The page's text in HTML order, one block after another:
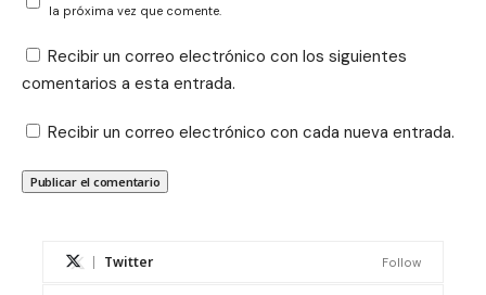
la próxima vez que comente.
Recibir un correo electrónico con los siguientes
comentarios a esta entrada.
Recibir un correo electrónico con cada nueva entrada.
Twitter Follow